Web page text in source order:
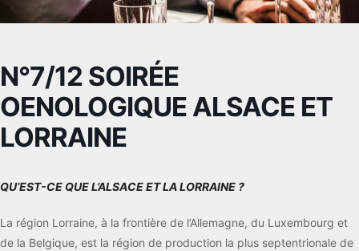
N°7/12 SOIRÉE
OENOLOGIQUE ALSACE ET
LORRAINE
QU’EST-CE QUE L’ALSACE ET LA LORRAINE ?
La région Lorraine, à la frontière de l’Allemagne, du Luxembourg et
de la Belgique, est la région de production la plus septentrionale de